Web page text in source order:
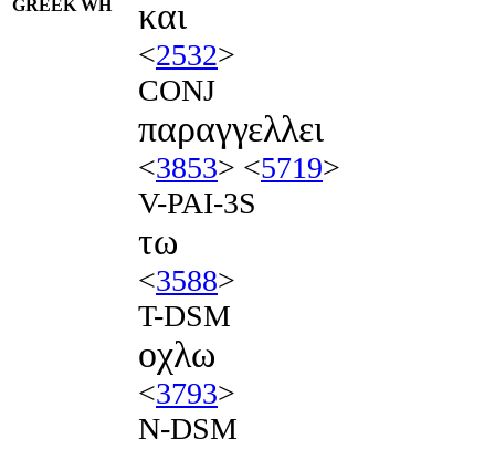
GREEK WH και
<2532>
CONJ
παραγγελλει
<3853> <5719>
V-PAI-3S
τω
<3588>
T-DSM
οχλω
<3793>
N-DSM